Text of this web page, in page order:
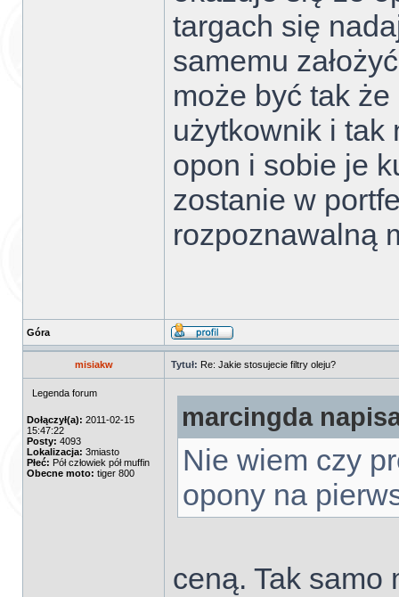
targach się
samemu
może być tak
użytkownik i tak
opon i sobie je
zostanie w
rozpoznawalną
Góra
misiakw Tytuł: Re: Jakie stosujecie filtry oleju?
Legenda forum
Dołączył(a): 2011-02-15
15:47:22
Posty: 4093
Lokalizacja: 3miasto
Płeć: Pół człowiek pół muffin
Obecne moto: tiger 800
marcingda
Nie wiem czy
opony na
ceną. Tak samo